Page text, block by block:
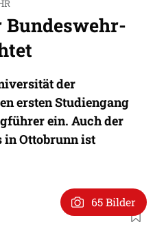
der
ersten Studiengang
ein. Auch der
Ottobrunn ist
65 Bilder